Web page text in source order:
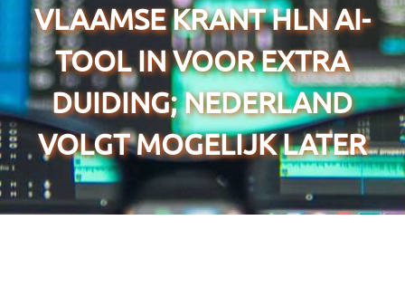
VLAAMSE KRANT HLN AI-
TOOL IN VOOR EXTRA
DUIDING; NEDERLAND
VOLGT MOGELIJK LATER